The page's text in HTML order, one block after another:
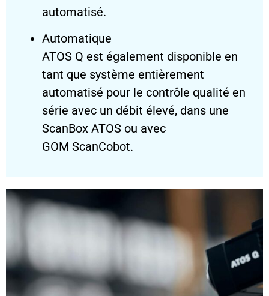
automatisé.
Automatique
ATOS Q est également disponible en
tant que système entièrement
automatisé pour le contrôle qualité en
série avec un débit élevé, dans une
ScanBox ATOS ou avec
GOM ScanCobot.